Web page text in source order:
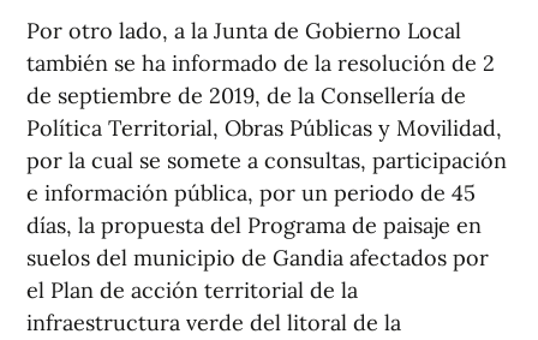
Por otro lado, a la Junta de Gobierno Local
también se ha informado de la resolución de 2
de septiembre de 2019, de la Consellería de
Política Territorial, Obras Públicas y Movilidad,
por la cual se somete a consultas, participación
e información pública, por un periodo de 45
días, la propuesta del Programa de paisaje en
suelos del municipio de Gandia afectados por
el Plan de acción territorial de la
infraestructura verde del litoral de la